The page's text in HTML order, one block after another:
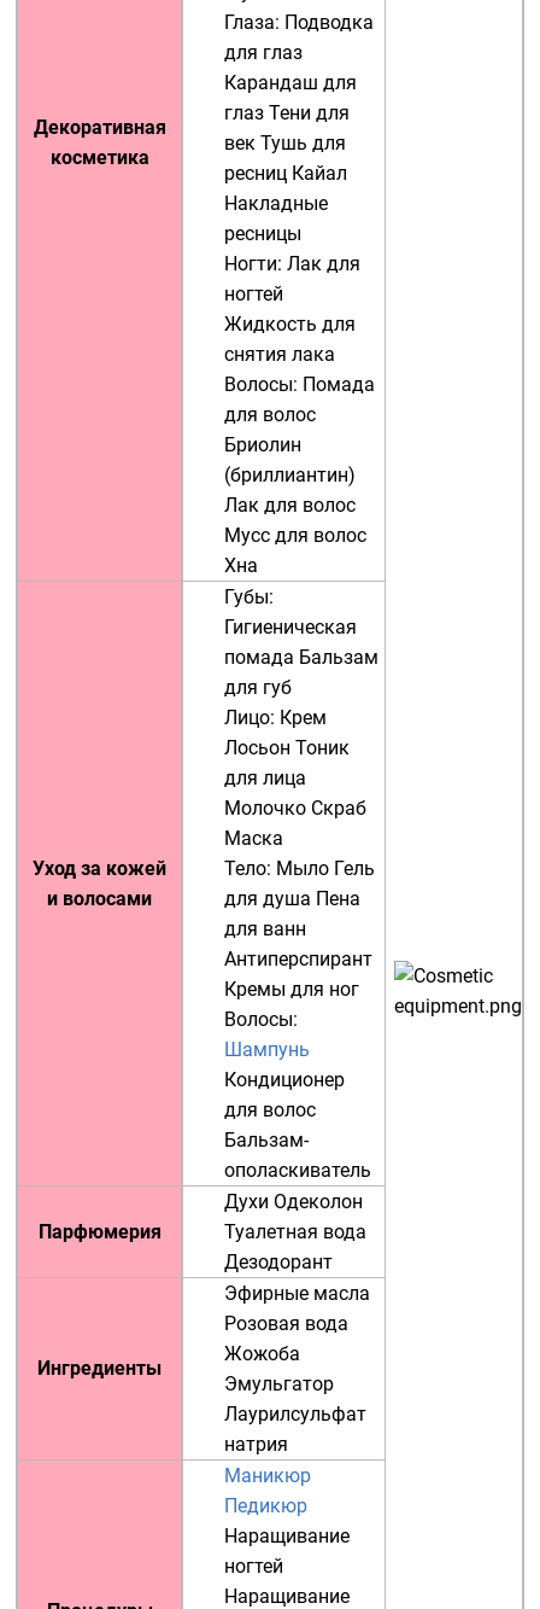
Декоративная
косметика
Глаза: Подводка
для глаз
Карандаш для
глаз Тени для
век Тушь для
ресниц Кайал
Накладные
ресницы
Ногти: Лак для
ногтей
Жидкость для
снятия лака
Волосы: Помада
для волос
Бриолин
(бриллиантин)
Лак для волос
Мусс для волос
Хна
Уход за кожей
и волосами
Губы:
Гигиеническая
помада Бальзам
для губ
Лицо: Крем
Лосьон Тоник
для лица
Молочко Скраб
Маска
Тело: Мыло Гель
для душа Пена
для ванн
Антиперспирант
Кремы для ног
Волосы:
Шампунь
Кондиционер
для волос
Бальзам-
ополаскиватель
Парфюмерия
Духи Одеколон
Туалетная вода
Дезодорант
Ингредиенты
Эфирные масла
Розовая вода
Жожоба
Эмульгатор
Лаурилсульфат
натрия
Маникюр
Педикюр
Наращивание
ногтей
Наращивание